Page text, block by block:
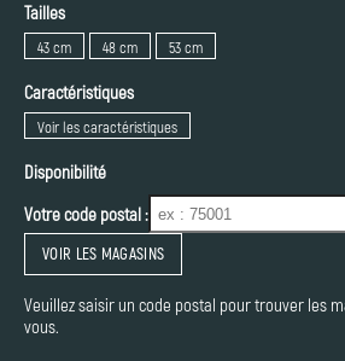
Tailles
43 cm 48 cm 53 cm
Caractéristiques
Voir les caractéristiques
Disponibilité
Votre code postal :
VOIR LES MAGASINS
Veuillez saisir un code postal pour trouver les
vous.